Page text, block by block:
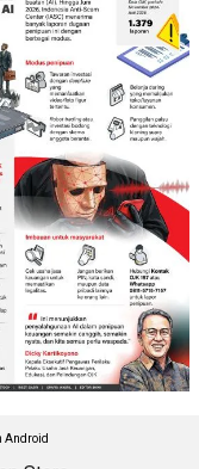
Android